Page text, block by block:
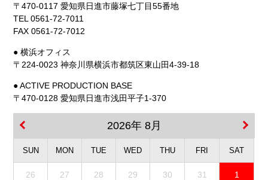
〒470-0117 愛知県日進市藤塚七丁目55番地
TEL 0561-72-7011
FAX 0561-72-7012
● 横浜オフィス
〒224-0023 神奈川県横浜市都筑区東山田4-39-18
● ACTIVE PRODUCTION BASE
〒470-0128 愛知県日進市浅田平子1-370
2026年 8月
SUN MON TUE WED THU FRI SAT
26 27 28 29 30 31 1